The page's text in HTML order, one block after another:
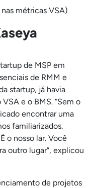
métricas VSA)
de MSP em
de RMM e
startup, já havia
e o BMS. “Sem o
encontrar uma
familiarizados.
o nosso lar. Você
outro lugar”, explicou
de projetos